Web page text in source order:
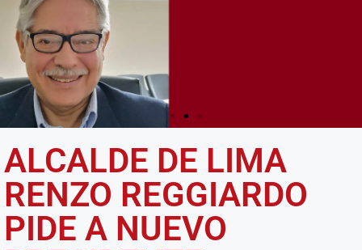
CALLAO, SERÁ LA CIUDAD LOGÍSTICA
MÁS IMPORTANTE DEL PERÚ Y DE
AMÉRICA DEL SUR
ALCALDE DE LIMA
RENZO REGGIARDO
PIDE A NUEVO